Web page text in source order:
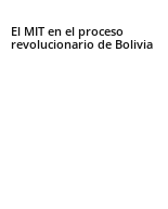
El MIT en el proceso
revolucionario de Bolivia